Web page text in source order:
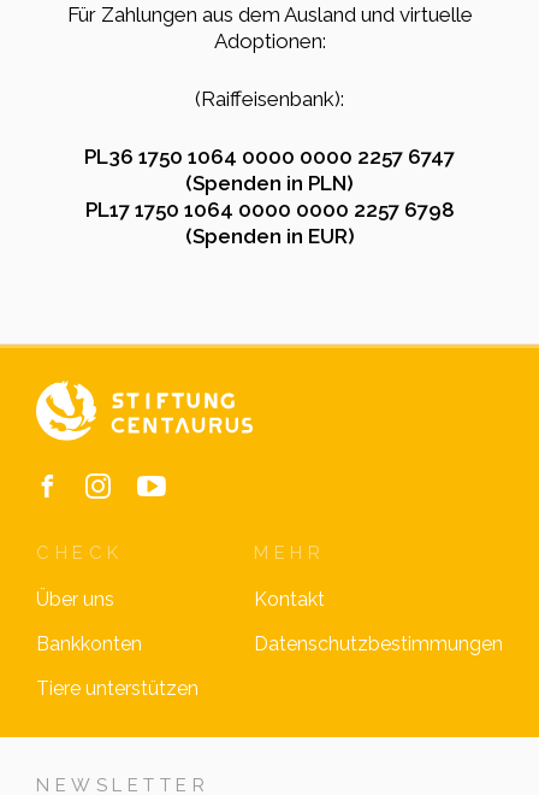
Für Zahlungen aus dem Ausland und virtuelle
Adoptionen:
(Raiffeisenbank):
PL36 1750 1064 0000 0000 2257 6747
(Spenden in PLN)
PL17 1750 1064 0000 0000 2257 6798
(Spenden in EUR)
CHECK
Über uns
Bankkonten
Tiere unterstützen
MEHR
Kontakt
Datenschutzbestimmungen
NEWSLETTER